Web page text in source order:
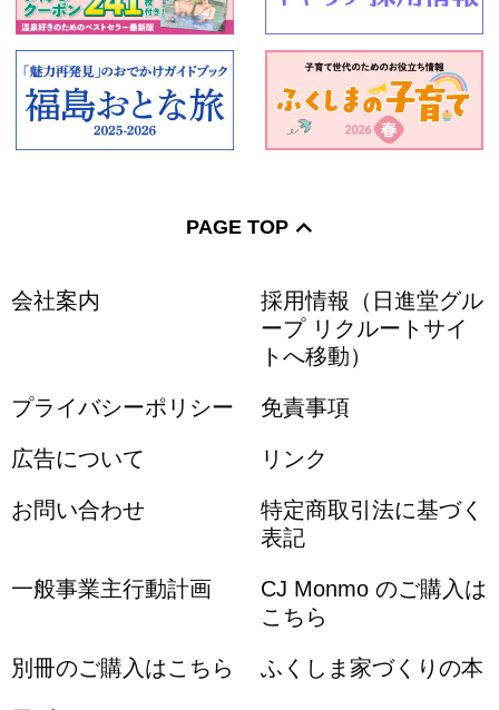
PAGE TOP
会社案内
採用情報（日進堂グル
ープ リクルートサイ
トへ移動）
プライバシーポリシー 免責事項
広告について リンク
お問い合わせ
特定商取引法に基づく
表記
一般事業主行動計画
CJ Monmo のご購入は
こちら
別冊のご購入はこちら ふくしま家づくりの本